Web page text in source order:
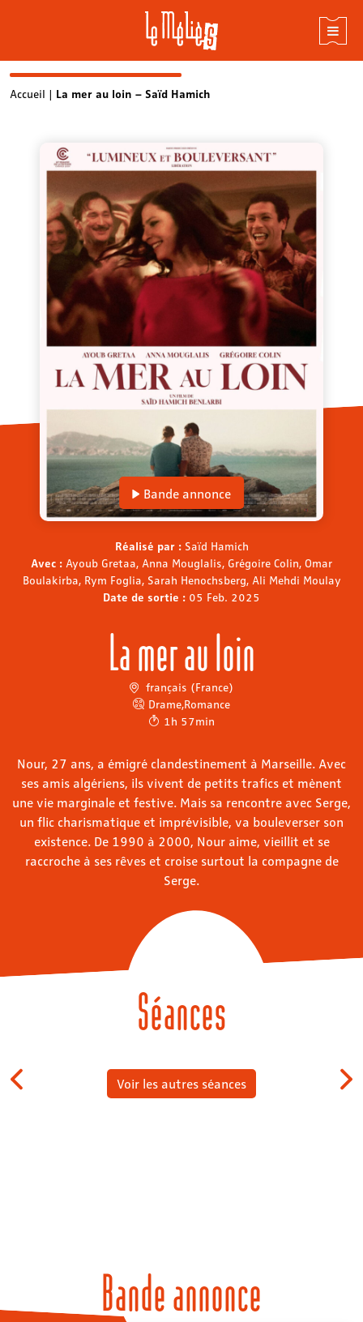
SkipAccueil | La mer au loin – Saïd Hamich
Bande annonce
Réalisé par : Saïd Hamich
Avec : Ayoub Gretaa, Anna Mouglalis, Grégoire Colin, Omar
Boulakirba, Rym Foglia, Sarah Henochsberg, Ali Mehdi Moulay
Date de sortie : 05 Feb. 2025
La mer au loin
français (France)
Drame,Romance
1h 57min
Nour, 27 ans, a émigré clandestinement à Marseille. Avec
ses amis algériens, ils vivent de petits trafics et mènent
une vie marginale et festive. Mais sa rencontre avec Serge,
un flic charismatique et imprévisible, va bouleverser son
existence. De 1990 à 2000, Nour aime, vieillit et se
raccroche à ses rêves et croise surtout la compagne de
Serge.
Séances
Voir les autres séances
Bande annonce